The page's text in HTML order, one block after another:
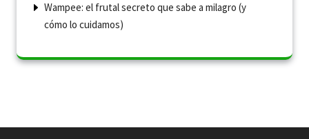
Wampee: el frutal secreto que sabe a milagro (y
cómo lo cuidamos)